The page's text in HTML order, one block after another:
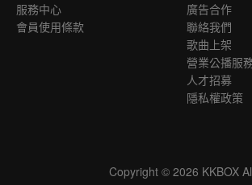
服務中心
會員使用條款
廣告合作
聯絡我們
歌曲上架
營業公播服
人才招募
隱私權政策
Copyright © 2026 KKBOX